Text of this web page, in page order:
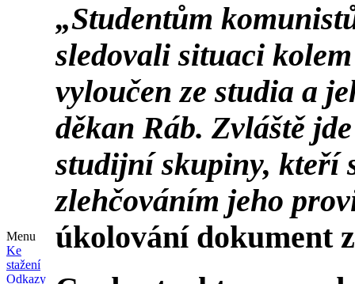
Menu
Ke
stažení
Odkazy
„Studentům
sledovali situaci
vyloučen ze studia a
děkan Ráb. Zvláště
studijní skupiny, kteří
zlehčováním jeho
úkolování dokument